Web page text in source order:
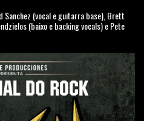
Sanchez (vocal e guitarra base), Brett
(baixo e backing vocals) e Pete